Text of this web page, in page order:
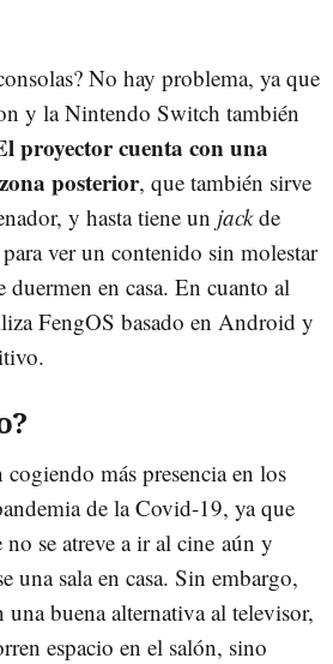
No hay problema, ya que
y la Nintendo Switch también
proyector cuenta con una
posterior, que también sirve
y hasta tiene un jackde
ver un contenido sin molestar
en casa. En cuanto al
FengOS basado en Android y
cogiendo más presencia en los
de la Covid-19, ya que
se atreve a ir al cine aún y
una sala en casa. Sin embargo,
una buena alternativa al televisor,
espacio en el salón, sino